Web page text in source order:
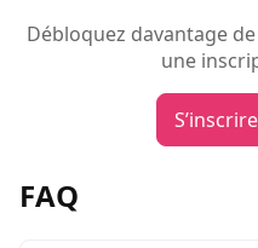
Débloquez davantage
une
FAQ